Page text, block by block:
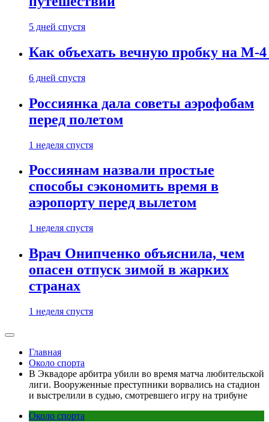
5 дней спустя
Как объехать вечную пробку на М-
6 дней спустя
Россиянка дала советы аэрофобам
перед полетом
1 неделя спустя
Россиянам назвали простые
способы сэкономить время в
аэропорту перед вылетом
1 неделя спустя
Врач Онипченко объяснила, чем
опасен отпуск зимой в жарких
странах
1 неделя спустя
Главная
Около спорта
В Эквадоре арбитра убили во время матча любительской
лиги. Вооруженные преступники ворвались на стадион
и выстрелили в судью, смотревшего игру на трибуне
Около спорта